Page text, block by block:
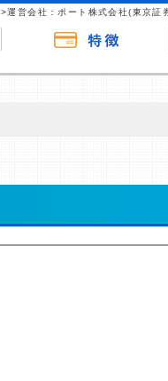
>運営会社：ポート株式会社(東京証